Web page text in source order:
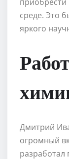
среде. Это
яркого
Дмитрий
огромный
разработал